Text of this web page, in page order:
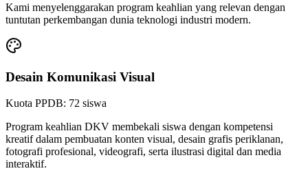
Kami menyelenggarakan program keahlian yang relevan dengan
tuntutan perkembangan dunia teknologi industri modern.
Desain Komunikasi Visual
Kuota PPDB: 72 siswa
Program keahlian DKV membekali siswa dengan kompetensi
kreatif dalam pembuatan konten visual, desain grafis periklanan,
fotografi profesional, videografi, serta ilustrasi digital dan media
interaktif.